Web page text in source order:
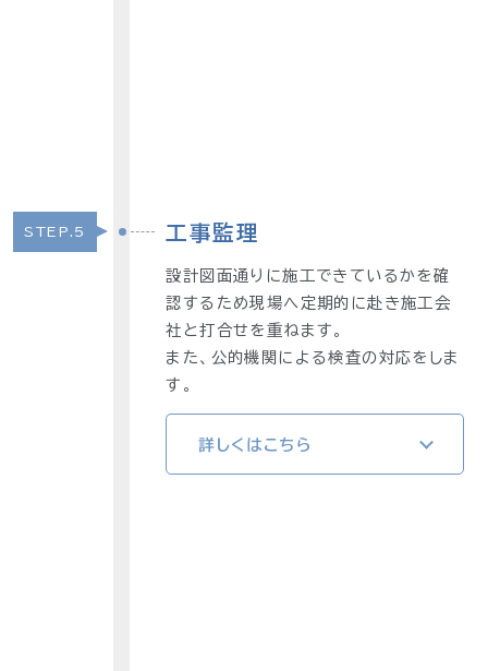
STEP.5 工事監理
設計図面通りに施工できているかを確
認するため現場へ定期的に赴き施工会
社と打合せを重ねます。
また、公的機関による検査の対応をしま
す。
詳しくはこちら